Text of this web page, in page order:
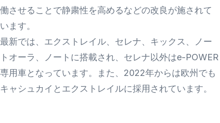
働させることで静粛性を高めるなどの改良が施されて
います。
最新では、エクストレイル、セレナ、キックス、ノー
トオーラ、ノートに搭載され、セレナ以外はe-POWER
専用車となっています。また、2022年からは欧州でも
キャシュカイとエクストレイルに採用されています。